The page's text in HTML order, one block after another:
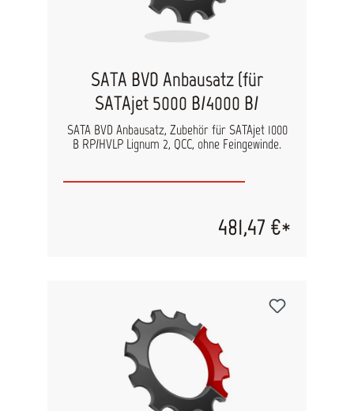
SATA BVD Anbausatz (für
SATAjet 5000 B/4000 B/
SATA BVD Anbausatz, Zubehör für SATAjet 1000
B RP/HVLP Lignum 2, QCC, ohne Feingewinde.
481,47 €*